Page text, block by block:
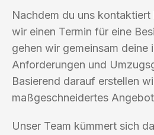
Nachdem du uns kontaktiert
wir einen Termin für eine
gehen wir gemeinsam deine
Anforderungen und
Basierend darauf erstellen
maßgeschneidertes
Unser Team kümmert sich